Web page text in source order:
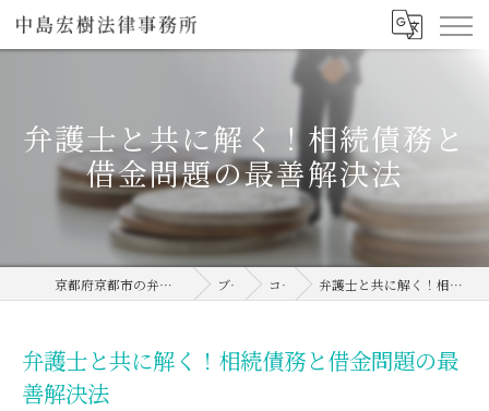
弁護士と共に解く！相続債務と
借金問題の最善解決法
京都府京都市の弁護士なら中島宏樹法律事務所 ブログ コラム 弁護士と共に解く！相続債務と借金問題の最善解決法
弁護士と共に解く！相続債務と借金問題の最
善解決法